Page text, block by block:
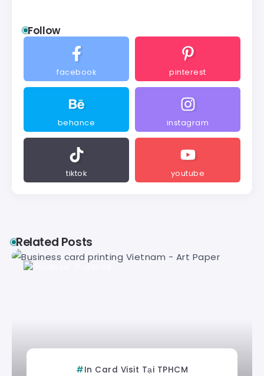
Follow
facebook pinterest
behance instagram
tiktok youtube
Related Posts
In Card Visit Tại TPHCM